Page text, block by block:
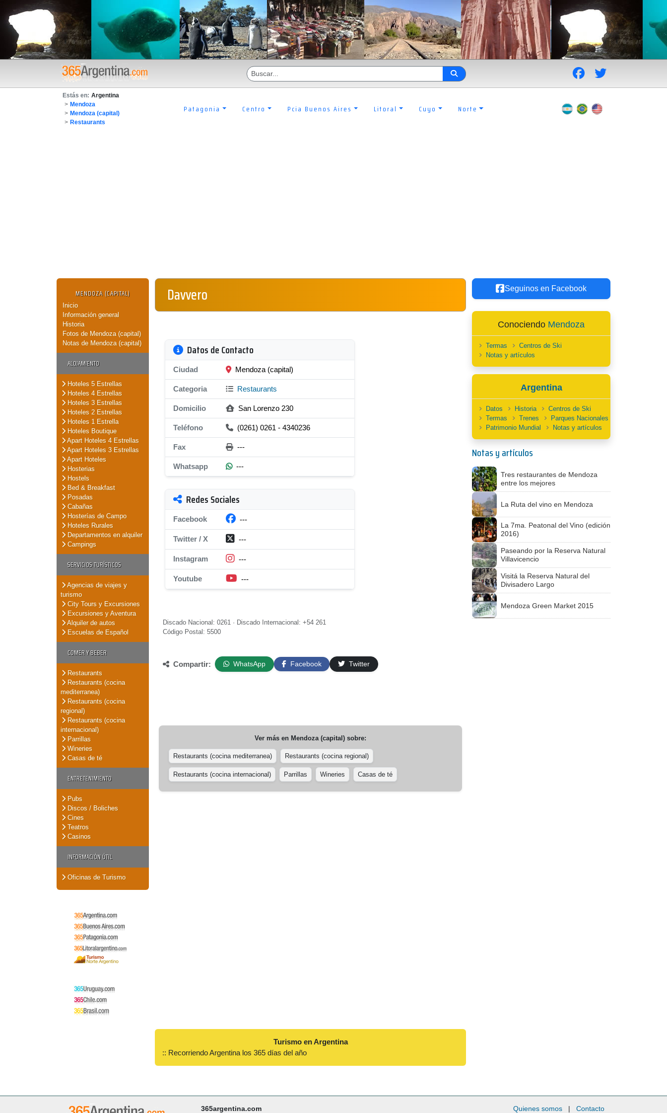
Estás en: Argentina
> Mendoza
> Mendoza (capital)
> Restaurants
Patagonia Centro Pcia Buenos Aires Litoral Cuyo Norte
MENDOZA (CAPITAL)
Inicio
Información general
Historia
Fotos de Mendoza (capital)
Notas de Mendoza (capital)
ALOJAMIENTO
Hoteles 5 Estrellas
Hoteles 4 Estrellas
Hoteles 3 Estrellas
Hoteles 2 Estrellas
Hoteles 1 Estrella
Hoteles Boutique
Apart Hoteles 4 Estrellas
Apart Hoteles 3 Estrellas
Apart Hoteles
Hosterias
Hostels
Bed & Breakfast
Posadas
Cabañas
Hosterías de Campo
Hoteles Rurales
Departamentos en alquiler
Campings
SERVICIOS TURÍSTICOS
Agencias de viajes y
turismo
City Tours y Excursiones
Excursiones y Aventura
Alquiler de autos
Escuelas de Español
COMER Y BEBER
Restaurants
Restaurants (cocina
mediterranea)
Restaurants (cocina
regional)
Restaurants (cocina
internacional)
Parrillas
Wineries
Casas de té
ENTRETENIMIENTO
Pubs
Discos / Boliches
Cines
Teatros
Casinos
INFORMACIÓN ÚTIL
Oficinas de Turismo
Davvero
Datos de Contacto
Ciudad Mendoza (capital)
Categoria Restaurants
Domicilio San Lorenzo 230
Teléfono (0261) 0261 - 4340236
Fax ---
Whatsapp ---
Redes Sociales
Facebook ---
Twitter / X ---
Instagram ---
Youtube ---
Discado Nacional: 0261 · Discado Internacional: +54 261
Código Postal: 5500
Compartir: WhatsApp Facebook Twitter
Ver más en Mendoza (capital) sobre:
Restaurants (cocina mediterranea) Restaurants (cocina regional)
Restaurants (cocina internacional) Parrillas Wineries Casas de té
Turismo en Argentina
:: Recorriendo Argentina los 365 días del año
Seguinos en Facebook
Conociendo Mendoza
Termas
Centros de Ski
Notas y artículos
Argentina
Datos Historia
Centros de Ski
Termas
Trenes
Parques Nacionales
Patrimonio Mundial
Notas y artículos
Notas y artículos
Tres restaurantes de Mendoza
entre los mejores
La Ruta del vino en Mendoza
La 7ma. Peatonal del Vino (edición
2016)
Paseando por la Reserva Natural
Villavicencio
Visitá la Reserva Natural del
Divisadero Largo
Mendoza Green Market 2015
365argentina.com Quienes somos | Contacto